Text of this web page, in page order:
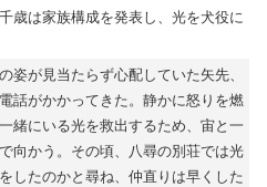
歳は家族構成を発表し、光を犬役に
姿が見当たらず心配していた矢先、
話がかかってきた。静かに怒りを燃
緒にいる光を救出するため、宙と一
向かう。その頃、八尋の別荘では光
したのかと尋ね、仲直りは早くした